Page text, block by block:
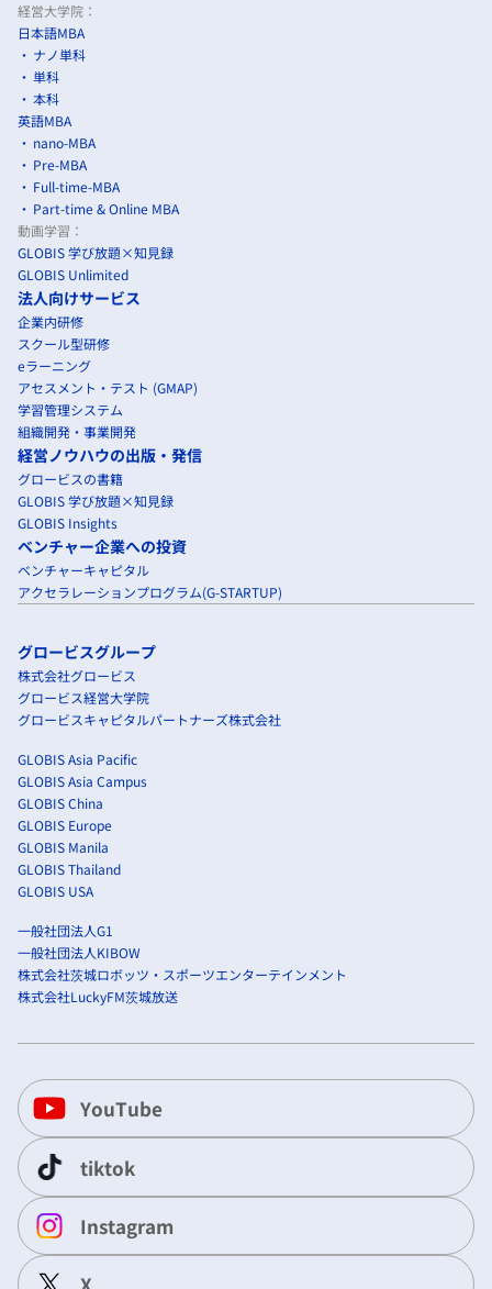
経営大学院：
日本語MBA
ナノ単科
単科
本科
英語MBA
nano-MBA
Pre-MBA
Full-time-MBA
Part-time & Online MBA
動画学習：
GLOBIS 学び放題×知見録
GLOBIS Unlimited
法人向けサービス
企業内研修
スクール型研修
eラーニング
アセスメント・テスト (GMAP)
学習管理システム
組織開発・事業開発
経営ノウハウの出版・発信
グロービスの書籍
GLOBIS 学び放題×知見録
GLOBIS Insights
ベンチャー企業への投資
ベンチャーキャピタル
アクセラレーションプログラム(G-STARTUP)
グロービスグループ
株式会社グロービス
グロービス経営大学院
グロービスキャピタルパートナーズ株式会社
GLOBIS Asia Pacific
GLOBIS Asia Campus
GLOBIS China
GLOBIS Europe
GLOBIS Manila
GLOBIS Thailand
GLOBIS USA
一般社団法人G1
一般社団法人KIBOW
株式会社茨城ロボッツ・スポーツエンターテインメント
株式会社LuckyFM茨城放送
YouTube
tiktok
Instagram